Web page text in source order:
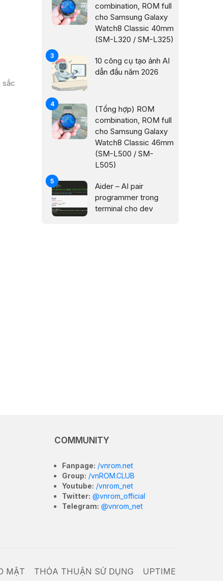
sắc
combination, ROM full
cho Samsung Galaxy
Watch8 Classic 40mm
(SM-L320 / SM-L325)
10 công cụ tạo ảnh AI
dẫn đầu năm 2026
(Tổng hợp) ROM
combination, ROM full
cho Samsung Galaxy
Watch8 Classic 46mm
(SM-L500 / SM-
L505)
Aider – AI pair
programmer trong
terminal cho dev
COMMUNITY
Fanpage: /vnrom.net
Group: /vnROM.CLUB
Youtube: /vnrom_net
Twitter: @vnrom_official
Telegram: @vnrom_net
MẬT THỎA THUẬN SỬ DỤNG UPTIME